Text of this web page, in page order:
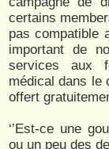
certains
pas compatible
important de
services aux
médical dans le
offert
‘’Est-ce une
ou un peu des